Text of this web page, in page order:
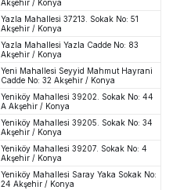
Akşehir / Konya
Yazla Mahallesi 37213. Sokak No: 51
Akşehir / Konya
Yazla Mahallesi Yazla Cadde No: 83
Akşehir / Konya
Yeni Mahallesi Seyyid Mahmut Hayrani
Cadde No: 32 Akşehir / Konya
Yeniköy Mahallesi 39202. Sokak No: 44
A Akşehir / Konya
Yeniköy Mahallesi 39205. Sokak No: 34
Akşehir / Konya
Yeniköy Mahallesi 39207. Sokak No: 4
Akşehir / Konya
Yeniköy Mahallesi Saray Yaka Sokak No:
24 Akşehir / Konya